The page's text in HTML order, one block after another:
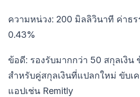
ความหน่วง: 200 มิลลิวินาที ค่าธร
0.43%
ข้อดี: รองรับมากกว่า 50 สกุลเงิน
สำหรับคู่สกุลเงินที่แปลกใหม่ ขับเ
แอปเช่น Remitly